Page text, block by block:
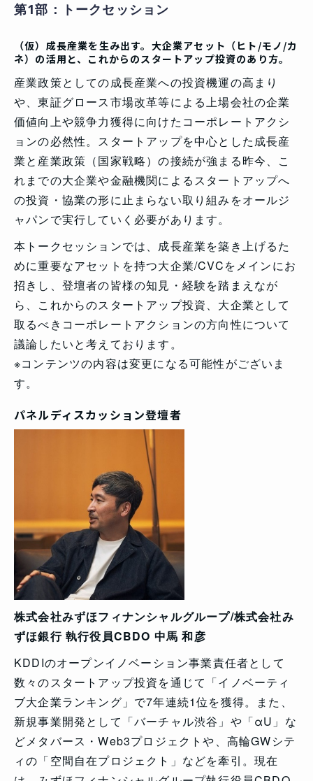
第1部：トークセッション
（仮）成長産業を生み出す。大企業アセット（ヒト/モノ/カ
ネ）の活用と、これからのスタートアップ投資のあり方。
産業政策としての成長産業への投資機運の高まり
や、東証グロース市場改革等による上場会社の企業
価値向上や競争力獲得に向けたコーポレートアクシ
ョンの必然性。スタートアップを中心とした成長産
業と産業政策（国家戦略）の接続が強まる昨今、こ
れまでの大企業や金融機関によるスタートアップへ
の投資・協業の形に止まらない取り組みをオールジ
ャパンで実行していく必要があります。
本トークセッションでは、成長産業を築き上げるた
めに重要なアセットを持つ大企業/CVCをメインにお
招きし、登壇者の皆様の知見・経験を踏まえなが
ら、これからのスタートアップ投資、大企業として
取るべきコーポレートアクションの方向性について
議論したいと考えております。
※コンテンツの内容は変更になる可能性がございま
す。
パネルディスカッション登壇者
株式会社みずほフィナンシャルグループ/株式会社み
ずほ銀行 執行役員CBDO 中馬 和彦
KDDIのオープンイノベーション事業責任者として
数々のスタートアップ投資を通じて「イノベーティ
ブ大企業ランキング」で7年連続1位を獲得。また、
新規事業開発として「バーチャル渋谷」や「αU」な
どメタバース・Web3プロジェクトや、高輪GWシテ
ィの「空間自在プロジェクト」などを牽引。現在